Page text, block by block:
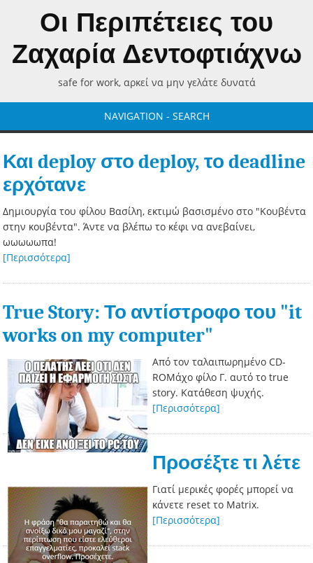
Οι Περιπέτειες του
Ζαχαρία Δεντοφτιάχνω
safe for work, αρκεί να μην γελάτε δυνατά
NAVIGATION - SEARCH
Και deploy στο deploy, το deadline
ερχότανε
Δημιουργία του φίλου Βασίλη, εκτιμώ βασισμένο στο "Κουβέντα
στην κουβέντα". Άντε να βλέπω το κέφι να ανεβαίνει,
ωωωωωπα!
[Περισσότερα]
True Story: Το αντίστροφο του "it
works on my computer"
Από τον ταλαιπωρημένο CD-
ROMάχο φίλο Γ. αυτό το true
story. Κατάθεση ψυχής.
[Περισσότερα]
Προσέξτε τι λέτε
Γιατί μερικές φορές μπορεί να
κάνετε reset το Matrix.
[Περισσότερα]